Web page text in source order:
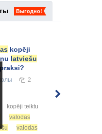
Выгодно!
kopēji
latviešu
2
kopēji teiktu
valodas
valodas